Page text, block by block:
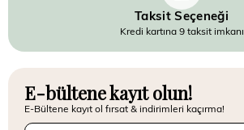
Taksit Seçeneği
Kredi kartına 9 taksit imkanı
E-bültene kayıt olun!
E-Bültene kayıt ol fırsat & indirimleri kaçırma!